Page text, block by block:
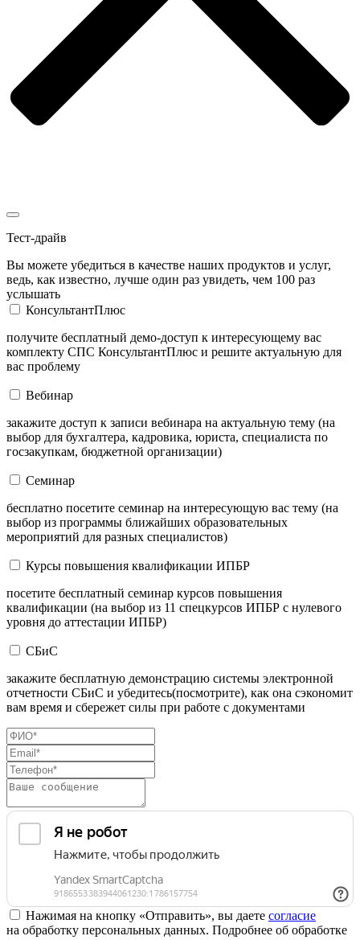
Тест-драйв
Вы можете убедиться в качестве наших продуктов и услуг,
ведь, как известно, лучше один раз увидеть, чем 100 раз
услышать
КонсультантПлюс
получите бесплатный демо-доступ к интересующему вас
комплекту СПС КонсультантПлюс и решите актуальную для
вас проблему
Вебинар
закажите доступ к записи вебинара на актуальную тему (на
выбор для бухгалтера, кадровика, юриста, специалиста по
госзакупкам, бюджетной организации)
Семинар
бесплатно посетите семинар на интересующую вас тему (на
выбор из программы ближайших образовательных
мероприятий для разных специалистов)
Курсы повышения квалификации ИПБР
посетите бесплатный семинар курсов повышения
квалификации (на выбор из 11 спецкурсов ИПБР с нулевого
уровня до аттестации ИПБР)
СБиС
закажите бесплатную демонстрацию системы электронной
отчетности СБиС и убедитесь(посмотрите), как она сэкономит
вам время и сбережет силы при работе с документами
Нажимая на кнопку «Отправить», вы даете согласие
на обработку персональных данных. Подробнее об обработке